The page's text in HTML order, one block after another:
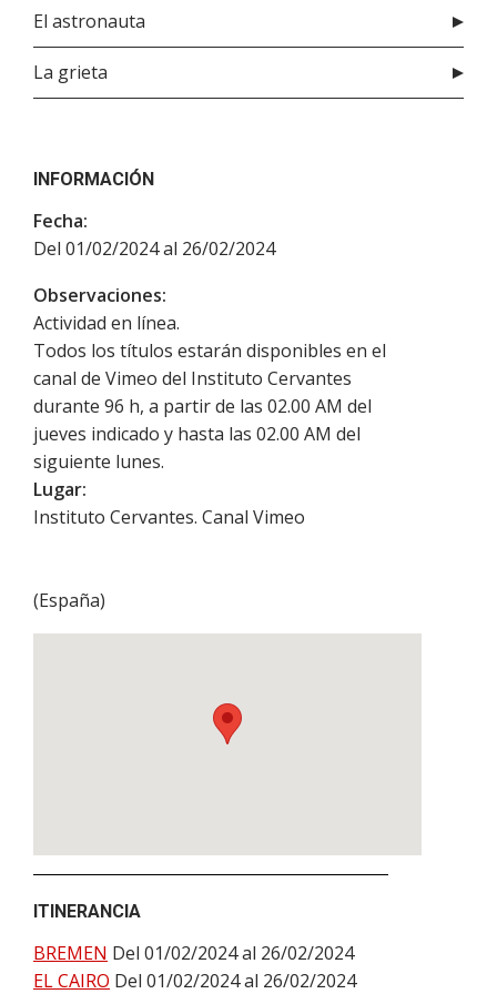
El astronauta
La grieta
INFORMACIÓN
Fecha:
Del 01/02/2024 al 26/02/2024
Observaciones:
Actividad en línea.
Todos los títulos estarán disponibles en el
canal de Vimeo del Instituto Cervantes
durante 96 h, a partir de las 02.00 AM del
jueves indicado y hasta las 02.00 AM del
siguiente lunes.
Lugar:
Instituto Cervantes. Canal Vimeo
(España)
ITINERANCIA
BREMEN Del 01/02/2024 al 26/02/2024
EL CAIRO Del 01/02/2024 al 26/02/2024